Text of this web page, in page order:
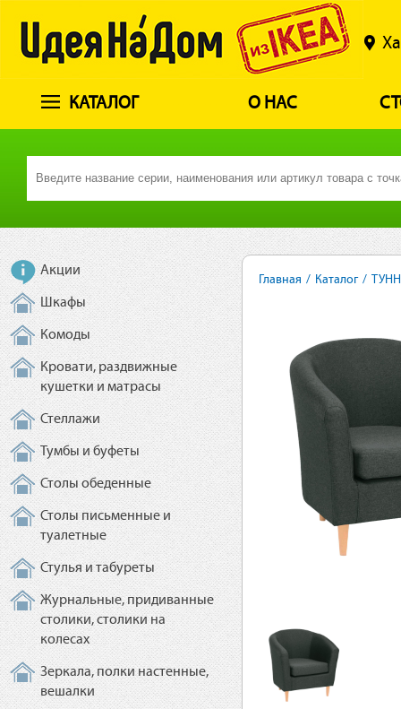
КАТАЛОГ О НАС
Акции
Шкафы
Комоды
Кровати, раздвижные
кушетки и матрасы
Стеллажи
Тумбы и буфеты
Столы обеденные
Столы письменные и
туалетные
Стулья и табуреты
Журнальные, придиванные
столики, столики на
колесах
Зеркала, полки настенные,
вешалки
Главная / Каталог /